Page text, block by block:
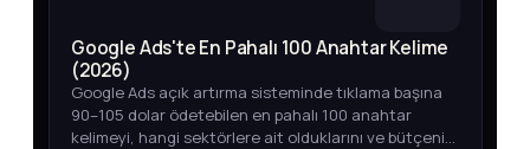
Google Ads'te En Pahalı 100 Anahtar Kelime
(2026)
Google Ads açık artırma sisteminde tıklama başına
90–105 dolar ödetebilen en pahalı 100 anahtar
kelimeyi, hangi sektörlere ait olduklarını ve bütçenizi